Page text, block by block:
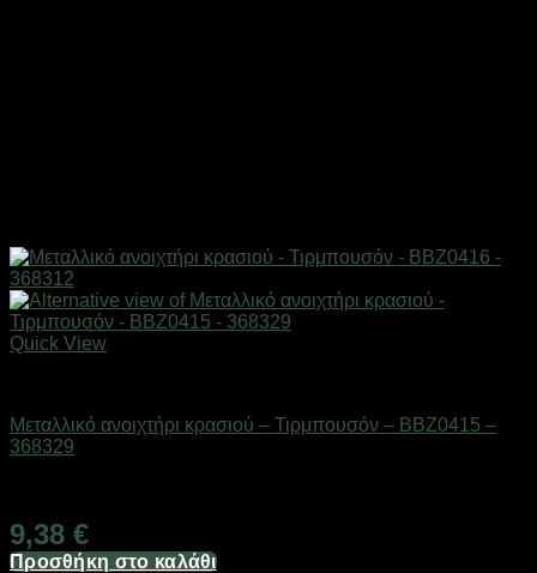
Quick View
Μεταλλικό ανοιχτήρι κρασιού – Τιρμπουσόν – BBZ0415 –
368329
9,38 €
Προσθήκη στο καλάθι